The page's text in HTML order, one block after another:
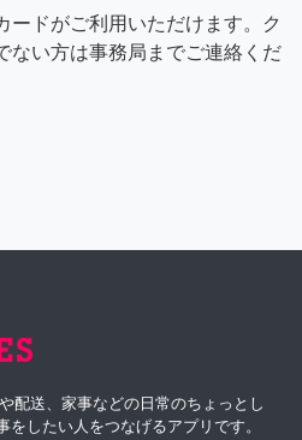
ードがご利用いただけます。ク
ない方は事務局までご連絡くだ
配送、家事などの日常のちょっとし
したい人をつなげるアプリです。